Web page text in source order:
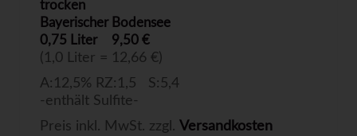
trocken
Bayerischer Bodensee
0,75 Liter
9,50 €
(1,0 Liter = 12,66 €)
A:12,5% RZ:1,5 S:5,4
-enthält Sulfite-
Preis inkl. MwSt. zzgl. Versandkosten